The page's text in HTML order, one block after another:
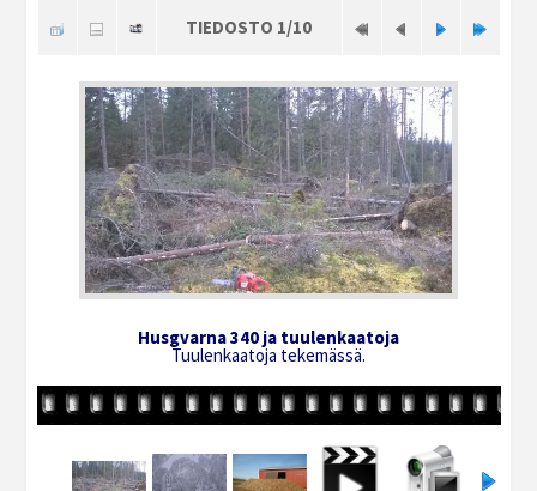
TIEDOSTO 1/10
Husgvarna 340 ja tuulenkaatoja
Tuulenkaatoja tekemässä.